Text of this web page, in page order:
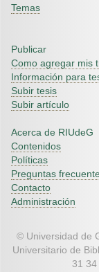
Temas
Publicar
Como agregar mis
Información para
Subir tesis
Subir artículo
Acerca de RIUdeG
Contenidos
Políticas
Preguntas
Contacto
Administración
© Universidad de
Universitario de
31